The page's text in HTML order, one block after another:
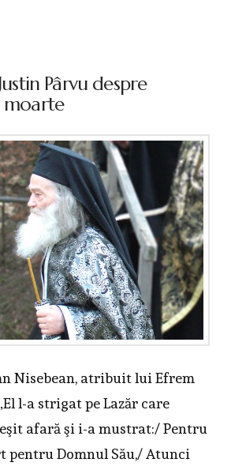
Pârvu despre
moarte
Nisebean, atribuit lui Efrem
l-a strigat pe Lazăr care
afară şi i-a mustrat:/ Pentru
pentru Domnul Său,/ Atunci